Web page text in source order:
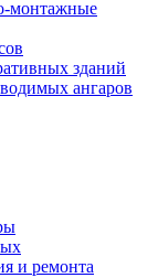
монтажные
зданий
ангаров
и ремонта